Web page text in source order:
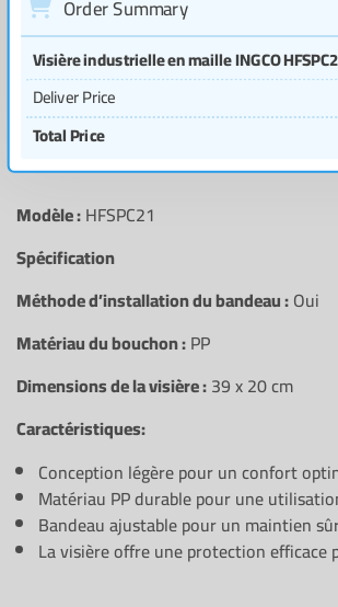
Order Summary
Visière industrielle en maille INGCO
Deliver Price
Total Price
Modèle :HFSPC21
Spécification
Méthode d’installation du bandeau :Oui
Matériau du bouchon :PP
Dimensions de la visière :39 x 20 cm
Caractéristiques:
Conception légère pour un confort
Matériau PP durable pour une
Bandeau ajustable pour un maintien
La visière offre une protection efficace